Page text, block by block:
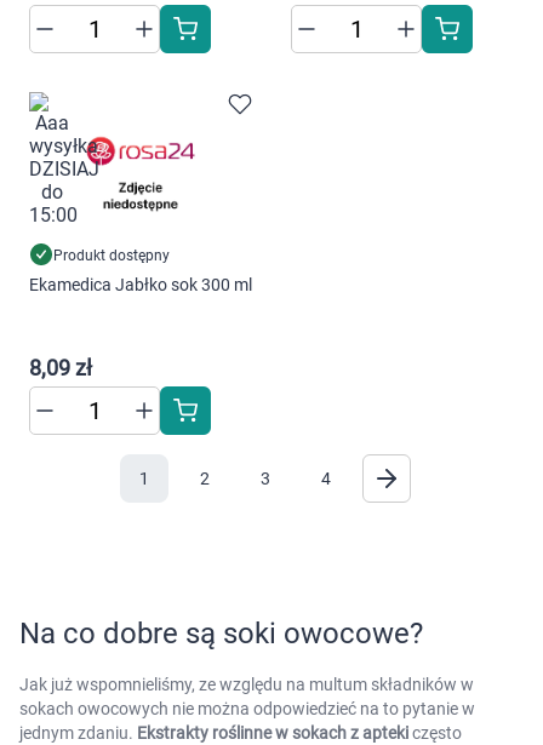
Produkt dostępny
Ekamedica Jabłko sok 300 ml
8,09 zł
1 2 3 4
Na co dobre są soki owocowe?
Jak już wspomnieliśmy, ze względu na multum składników w
sokach owocowych nie można odpowiedzieć na to pytanie w
jednym zdaniu. Ekstrakty roślinne w sokach z aptekiczęsto